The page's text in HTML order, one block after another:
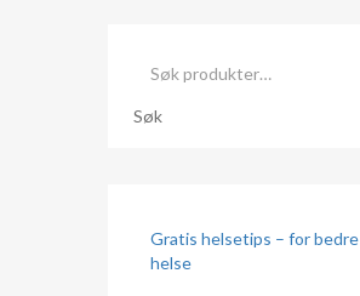
etter:
Søk
Gratis helsetips – for bedre
helse